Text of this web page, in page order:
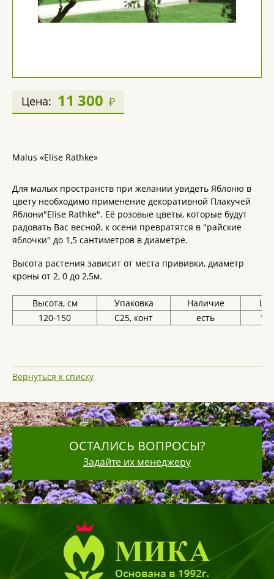
Цена: 11 300 ₽
Malus «Elise Rathke»
Для малых пространств при желании увидеть Яблоню в
цвету необходимо применение декоративной Плакучей
Яблони"Elise Rathke". Её розовые цветы, которые будут
радовать Вас весной, к осени превратятся в "райские
яблочки" до 1,5 сантиметров в диаметре.
Высота растения зависит от места прививки, диаметр
кроны от 2, 0 до 2,5м.
Высота, см Упаковка Наличие
120-150
С25, конт есть 11
Вернуться к списку
ОСТАЛИСЬ ВОПРОСЫ?
Задайте их менеджеру